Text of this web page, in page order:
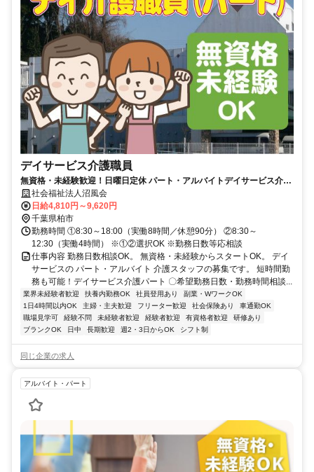
デイサービス介護職員
無資格・未経験歓迎！日曜日定休 パート・アルバイトデイサービス介護
職員／希望時間・日数相談OK
社会福祉法人沼風会
日給4,810円～9,620円
千葉県柏市
勤務時間 ①8:30～18:00（実働8時間／休憩90分） ②8:30～
12:30（実働4時間） ※①②選択OK ※勤務日数等応相談
仕事内容 勤務日数相談OK。 無資格・未経験からスタートOK。 デイ
サービスの パート・アルバイト 介護スタッフの募集です。 短時間勤
務も可能！デイサービス介護パート 〇希望勤務日数・勤務時間相談...
業界未経験者歓迎 扶養内勤務OK 社員登用あり
副業・WワークOK
1日4時間以内OK
主婦・主夫歓迎 フリーター歓迎 社会保険あり
車通勤OK
職場見学可
経験不問 未経験者歓迎 経験者歓迎 有資格者歓迎
研修あり
ブランクOK
日中 長期歓迎 週2・3日からOK シフト制
同じ企業の求人
アルバイト・パート